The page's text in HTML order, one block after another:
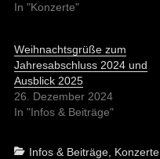
In "Konzerte"
Weihnachtsgrüße zum
Jahresabschluss 2024 und
Ausblick 2025
26. Dezember 2024
In "Infos & Beiträge"
Categories
Infos & Beiträge, Konzerte